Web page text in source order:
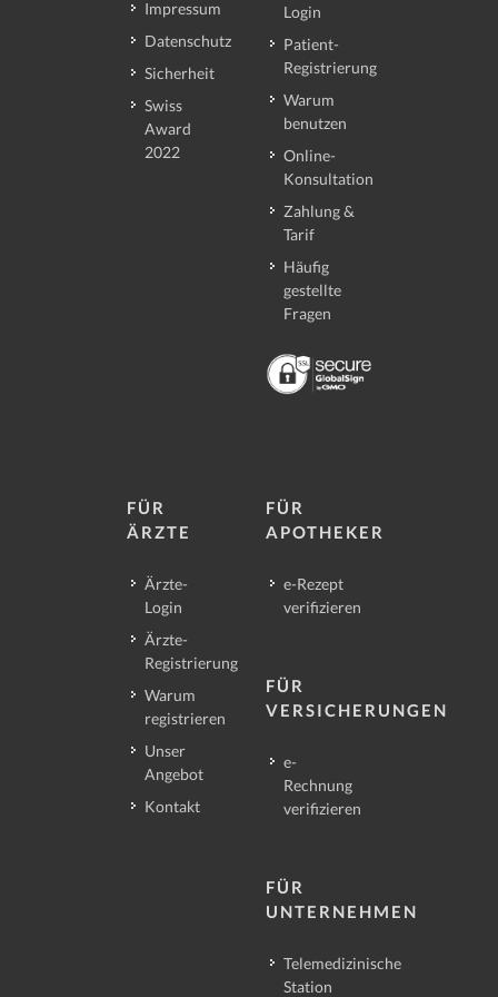
Impressum
Datenschutz
Sicherheit
Swiss
Award
2022
Login
Patient-
Registrierung
Warum
benutzen
Online-
Konsultation
Zahlung &
Tarif
Häufig
gestellte
Fragen
FÜR
ÄRZTE
Ärzte-
Login
Ärzte-
Registrierung
Warum
registrieren
Unser
Angebot
Kontakt
FÜR
APOTHEKER
e-Rezept
verifizieren
FÜR
VERSICHERUNGEN
e-
Rechnung
verifizieren
FÜR
UNTERNEHMEN
Telemedizinische
Station